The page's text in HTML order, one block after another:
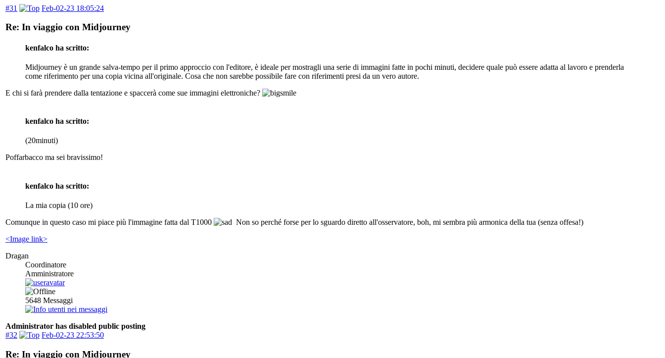
#31 Feb-02-23 18:05:24
Re: In viaggio con Midjourney
kenfalco ha scritto:
Midjourney è un grande salva-tempo per il primo approccio con l'editore, è ideale per mostragli una serie di immagini fatte in pochi minuti, decidere quale può essere adatta al lavoro e prenderla
come riferimento per una copia vicina all'originale. Cosa che non sarebbe possibile fare con riferimenti presi da un vero autore.
E chi si farà prendere dalla tentazione e spaccerà come sue immagini elettroniche?
kenfalco ha scritto:
(20minuti)
Poffarbacco ma sei bravissimo!
kenfalco ha scritto:
La mia copia (10 ore)
Comunque in questo caso mi piace più l'immagine fatta dal T1000
Non so perché forse per lo sguardo diretto all'osservatore, boh, mi sembra più armonica della tua (senza offesa!)
<Image link>
Dragan
Coordinatore
Amministratore
5648 Messaggi
Administrator has disabled public posting
#32
Feb-02-23 22:53:50
Re: In viaggio con Midjourney